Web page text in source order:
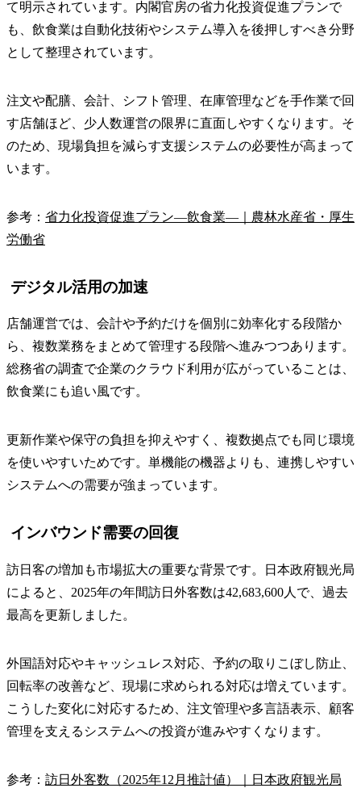
て明示されています。内閣官房の省力化投資促進プランで
も、飲食業は自動化技術やシステム導入を後押しすべき分野
として整理されています。
注文や配膳、会計、シフト管理、在庫管理などを手作業で回
す店舗ほど、少人数運営の限界に直面しやすくなります。そ
のため、現場負担を減らす支援システムの必要性が高まって
います。
参考： 省力化投資促進プラン―飲食業―｜農林水産省・厚生
労働省
デジタル活用の加速
店舗運営では、会計や予約だけを個別に効率化する段階か
ら、複数業務をまとめて管理する段階へ進みつつあります。
総務省の調査で企業のクラウド利用が広がっていることは、
飲食業にも追い風です。
更新作業や保守の負担を抑えやすく、複数拠点でも同じ環境
を使いやすいためです。単機能の機器よりも、連携しやすい
システムへの需要が強まっています。
インバウンド需要の回復
訪日客の増加も市場拡大の重要な背景です。日本政府観光局
によると、2025年の年間訪日外客数は42,683,600人で、過去
最高を更新しました。
外国語対応やキャッシュレス対応、予約の取りこぼし防止、
回転率の改善など、現場に求められる対応は増えています。
こうした変化に対応するため、注文管理や多言語表示、顧客
管理を支えるシステムへの投資が進みやすくなります。
参考： 訪日外客数（2025年12月推計値）｜日本政府観光局